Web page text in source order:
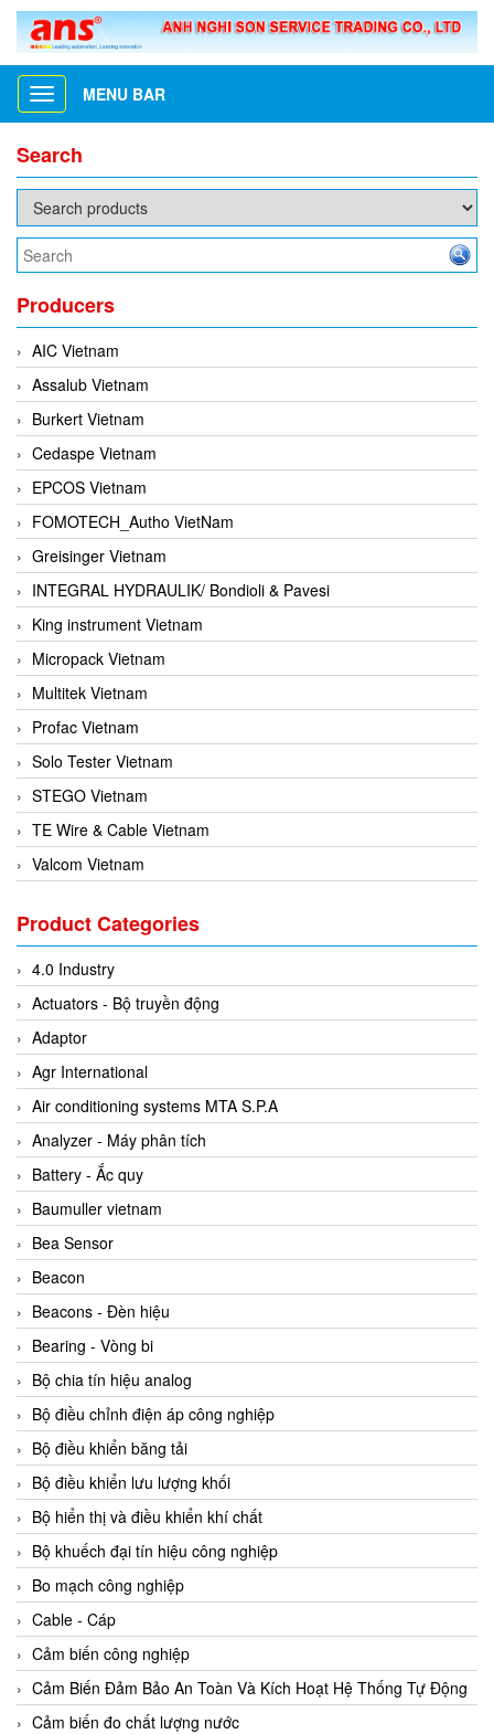
Toggle
navigation
MENU BAR
Search
Producers
AIC Vietnam
Assalub Vietnam
Burkert Vietnam
Cedaspe Vietnam
EPCOS Vietnam
FOMOTECH_Autho VietNam
Greisinger Vietnam
INTEGRAL HYDRAULIK/ Bondioli & Pavesi
King instrument Vietnam
Micropack Vietnam
Multitek Vietnam
Profac Vietnam
Solo Tester Vietnam
STEGO Vietnam
TE Wire & Cable Vietnam
Valcom Vietnam
3CTEST Vietnam
4B VietNam Vietnam
ABB Vietnam
AC Infinity Vietnam
AC&E Telecommunications
AC&T Vietnam
Accepta Vietnam
ACCUMAC Vietnam
AccuWeb Vietnam
Acey
ACOEM Vietnam
ADCA Vietnam
ADFweb Vietnam
Adler Vietnam
Ados Vietnam
Advanced Energy Vietnam
Advantech Vietnam
Agate Vietnam
AGR International Vietnam
Aichi Tokei Denki Vietnam
Aii Vietnam
AIKOH
AINUO Vietnam
AIR MAJOR
Product Categories
4.0 Industry
Actuators - Bộ truyền động
Adaptor
Agr International
Air conditioning systems MTA S.P.A
Analyzer - Máy phân tích
Battery - Ắc quy
Baumuller vietnam
Bea Sensor
Beacon
Beacons - Đèn hiệu
Bearing - Vòng bi
Bộ chia tín hiệu analog
Bộ điều chỉnh điện áp công nghiệp
Bộ điều khiển băng tải
Bộ điều khiển lưu lượng khối
Bộ hiển thị và điều khiển khí chất
Bộ khuếch đại tín hiệu công nghiệp
Bo mạch công nghiệp
Cable - Cáp
Cảm biến công nghiệp
Cảm Biến Đảm Bảo An Toàn Và Kích Hoạt Hệ Thống Tự Động
Cảm biến đo chất lượng nước